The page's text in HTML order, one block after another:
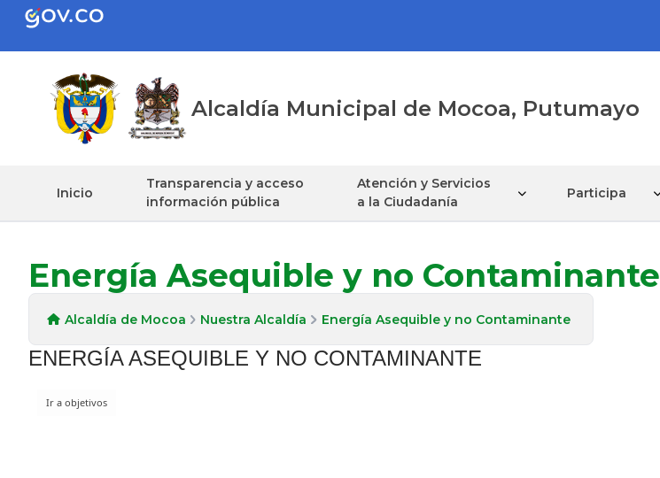
Alcaldía Municipal de Mocoa, Putumayo
Inicio
Transparencia y acceso
información pública
Atención y Servicios
a la Ciudadanía
Participa
Energía Asequible y no Contaminante
Alcaldía de Mocoa Nuestra Alcaldía Energía Asequible y no Contaminante
ENERGÍA ASEQUIBLE Y NO CONTAMINANTE